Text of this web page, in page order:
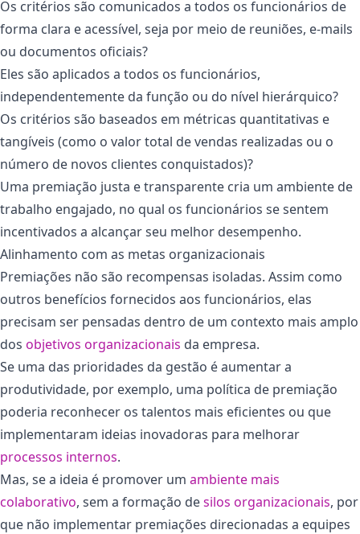
Os critérios são comunicados a todos os funcionários de
forma clara e acessível, seja por meio de reuniões, e-mails
ou documentos oficiais?
Eles são aplicados a todos os funcionários,
independentemente da função ou do nível hierárquico?
Os critérios são baseados em métricas quantitativas e
tangíveis (como o valor total de vendas realizadas ou o
número de novos clientes conquistados)?
Uma premiação justa e transparente cria um ambiente de
trabalho engajado, no qual os funcionários se sentem
incentivados a alcançar seu melhor desempenho.
Alinhamento com as metas organizacionais
Premiações não são recompensas isoladas. Assim como
outros benefícios fornecidos aos funcionários, elas
precisam ser pensadas dentro de um contexto mais amplo
dos objetivos organizacionais da empresa.
Se uma das prioridades da gestão é aumentar a
produtividade, por exemplo, uma política de premiação
poderia reconhecer os talentos mais eficientes ou que
implementaram ideias inovadoras para melhorar
processos internos.
Mas, se a ideia é promover um ambiente mais
colaborativo, sem a formação desilos organizacionais, por
que não implementar premiações direcionadas a equipes